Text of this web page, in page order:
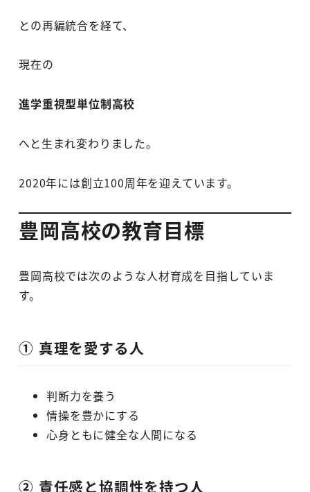
との再編統合を経て、
現在の
進学重視型単位制高校
へと生まれ変わりました。
2020年には創立100周年を迎えています。
豊岡高校の教育目標
豊岡高校では次のような人材育成を目指していま
す。
① 真理を愛する人
判断力を養う
情操を豊かにする
心身ともに健全な人間になる
② 責任感と協調性を持つ人